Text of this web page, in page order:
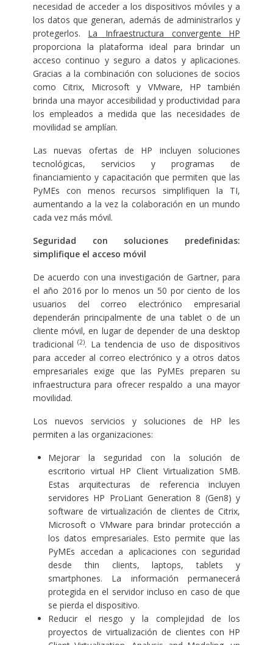
necesidad de acceder a los dispositivos móviles y a
los datos que generan, además de administrarlos y
protegerlos. La Infraestructura convergente HP
proporciona la plataforma ideal para brindar un
acceso continuo y seguro a datos y aplicaciones.
Gracias a la combinación con soluciones de socios
como Citrix, Microsoft y VMware, HP también
brinda una mayor accesibilidad y productividad para
los empleados a medida que las necesidades de
movilidad se amplían.
Las nuevas ofertas de HP incluyen soluciones
tecnológicas, servicios y programas de
financiamiento y capacitación que permiten que las
PyMEs con menos recursos simplifiquen la TI,
aumentando a la vez la colaboración en un mundo
cada vez más móvil.
Seguridad con soluciones predefinidas:
simplifique el acceso móvil
De acuerdo con una investigación de Gartner, para
el año 2016 por lo menos un 50 por ciento de los
usuarios del correo electrónico empresarial
dependerán principalmente de una tablet o de un
cliente móvil, en lugar de depender de una desktop
tradicional (2). La tendencia de uso de dispositivos
para acceder al correo electrónico y a otros datos
empresariales exige que las PyMEs preparen su
infraestructura para ofrecer respaldo a una mayor
movilidad.
Los nuevos servicios y soluciones de HP les
permiten a las organizaciones:
Mejorar la seguridad con la solución de
escritorio virtual HP Client Virtualization SMB.
Estas arquitecturas de referencia incluyen
servidores HP ProLiant Generation 8 (Gen8) y
software de virtualización de clientes de Citrix,
Microsoft o VMware para brindar protección a
los datos empresariales. Esto permite que las
PyMEs accedan a aplicaciones con seguridad
desde thin clients, laptops, tablets y
smartphones. La información permanecerá
protegida en el servidor incluso en caso de que
se pierda el dispositivo.
Reducir el riesgo y la complejidad de los
proyectos de virtualización de clientes con HP